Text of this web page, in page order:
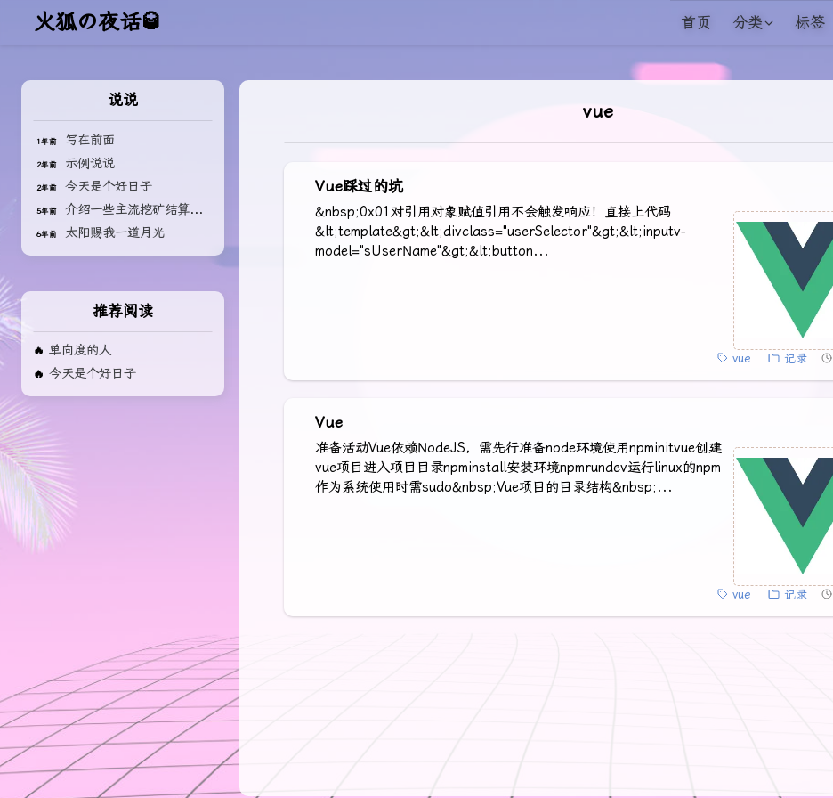
火狐の夜话🥃 首页 分类 标签
vue
Vue踩过的坑
&nbsp;0x01对引用对象赋值引用不会触发响应！直接上代码
&lt;template&gt;&lt;divclass="userSelector"&gt;&lt;inputv-
model="sUserName"&gt;&lt;button...
vue 记录
Vue
准备活动Vue依赖NodeJS，需先行准备node环境使用npminitvue创建
vue项目进入项目目录npminstall安装环境npmrundev运行linux的npm
作为系统使用时需sudo&nbsp;Vue项目的目录结构&nbsp;...
vue 记录
说说
1年前 写在前面
2年前 示例说说
2年前 今天是个好日子
5年前 介绍一些主流挖矿结算的方式
6年前 太阳赐我一道月光
推荐阅读
🔥 单向度的人
🔥 今天是个好日子